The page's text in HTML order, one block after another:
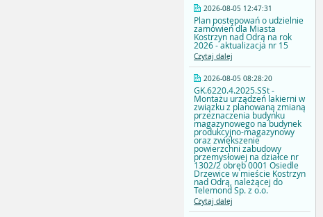
2026-08-05 12:47:31
Plan postępowań o udzielnie
zamówień dla Miasta
Kostrzyn nad Odrą na rok
2026 - aktualizacja nr 15
Czytaj dalej
2026-08-05 08:28:20
GK.6220.4.2025.SSt -
Montażu urządzeń lakierni w
związku z planowaną zmianą
przeznaczenia budynku
magazynowego na budynek
produkcyjno-magazynowy
oraz zwiększenie
powierzchni zabudowy
przemysłowej na działce nr
1302/2 obręb 0001 Osiedle
Drzewice w mieście Kostrzyn
nad Odrą, należącej do
Telemond Sp. z o.o.
Czytaj dalej